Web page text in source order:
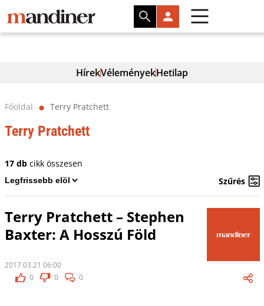
HírekVéleményekHetilap
Főoldal ⬤ Terry Pratchett
Terry Pratchett
17 dbcikk összesen
Szűrés
Terry Pratchett – Stephen
Baxter: A Hosszú Föld
2017.03.21 06:00
0
0 0